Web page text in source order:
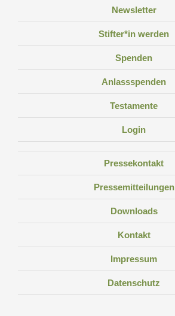
Newsletter
Stifter*in werden
Spenden
Anlassspenden
Testamente
Login
Pressekontakt
Pressemitteilungen
Downloads
Kontakt
Impressum
Datenschutz